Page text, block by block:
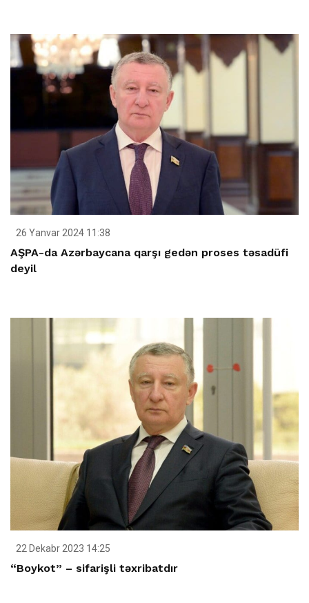
26 Yanvar 2024 11:38
AŞPA-da Azərbaycana qarşı gedən proses təsadüfi
deyil
22 Dekabr 2023 14:25
“Boykot” – sifarişli təxribatdır